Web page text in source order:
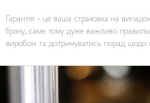
Гарантія – це ваша страховка на
браку, саме тому дуже важливо
виробом та дотримуватись порад щодо